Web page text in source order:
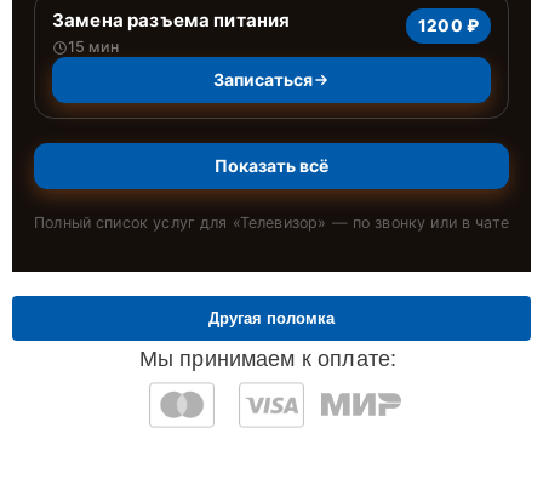
Замена разъема питания
15 мин
1200 ₽
Записаться
Показать всё
Полный список услуг для «Телевизор» — по звонку или в чате
Мы принимаем к оплате:
Другая поломка